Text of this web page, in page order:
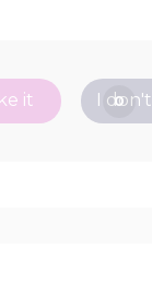
it 0
I